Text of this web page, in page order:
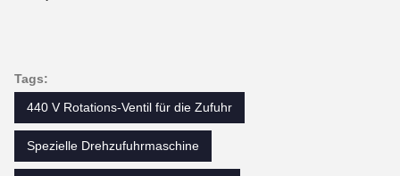
Tags:
440 V Rotations-Ventil für die Zufuhr
Spezielle Drehzufuhrmaschine